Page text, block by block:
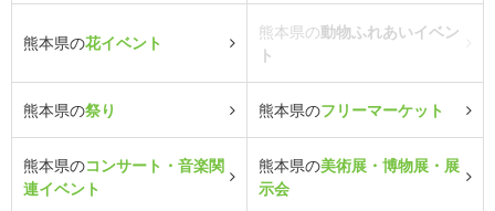
熊本県の花イベント
熊本県の動物ふれあいイベン
ト
熊本県の祭り 熊本県のフリーマーケット
熊本県のコンサート・音楽関
連イベント
熊本県の美術展・博物展・展
示会